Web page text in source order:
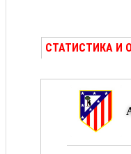
СТАТИСТИКА И